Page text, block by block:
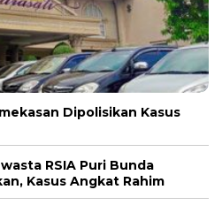
Dipolisikan Kasus
RSIA Puri Bunda
Kasus Angkat Rahim